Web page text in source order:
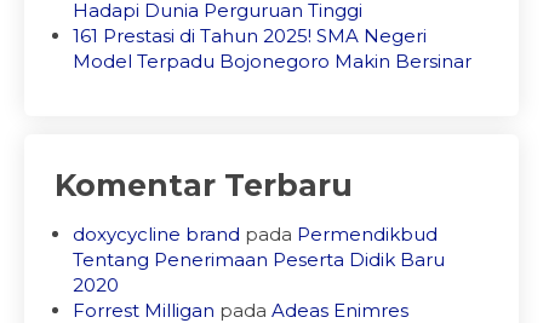
Hadapi Dunia Perguruan Tinggi
161 Prestasi di Tahun 2025! SMA Negeri
Model Terpadu Bojonegoro Makin Bersinar
Komentar Terbaru
doxycycline brand pada Permendikbud
Tentang Penerimaan Peserta Didik Baru
2020
Forrest Milligan pada Adeas Enimres